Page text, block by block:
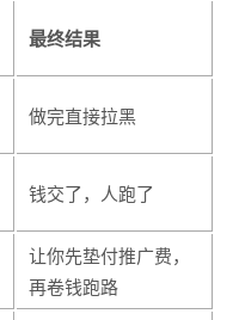
最终结果
做完直接拉黑
钱交了，人跑了
让你先垫付推广费，
再卷钱跑路